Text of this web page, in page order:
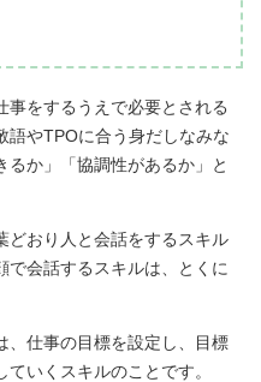
事をするうえで必要とされる
語やTPOに合う身だしなみな
るか」「協調性があるか」と
どおり人と会話をするスキル
で会話するスキルは、とくに
、仕事の目標を設定し、目標
いくスキルのことです。